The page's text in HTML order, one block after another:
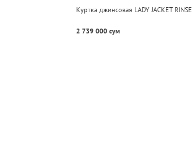
Куртка джинсовая LADY JACKET RINSE
2 739 000 сум